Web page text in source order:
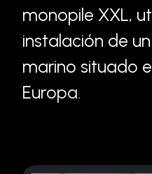
monopile XXL, ut
instalación de un
marino situado e
Europa.